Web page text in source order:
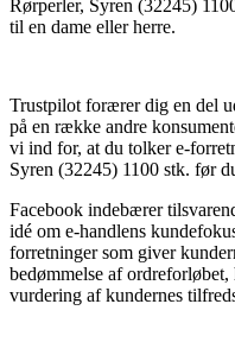
Rørperler, Syren (32245)
til en dame eller herre.
Trustpilot forærer dig en del
på en række andre
vi ind for, at du tolker e-
Syren (32245) 1100 stk. før
Facebook indebærer
idé om e-handlens
forretninger som giver
bedømmelse af
vurdering af kundernes